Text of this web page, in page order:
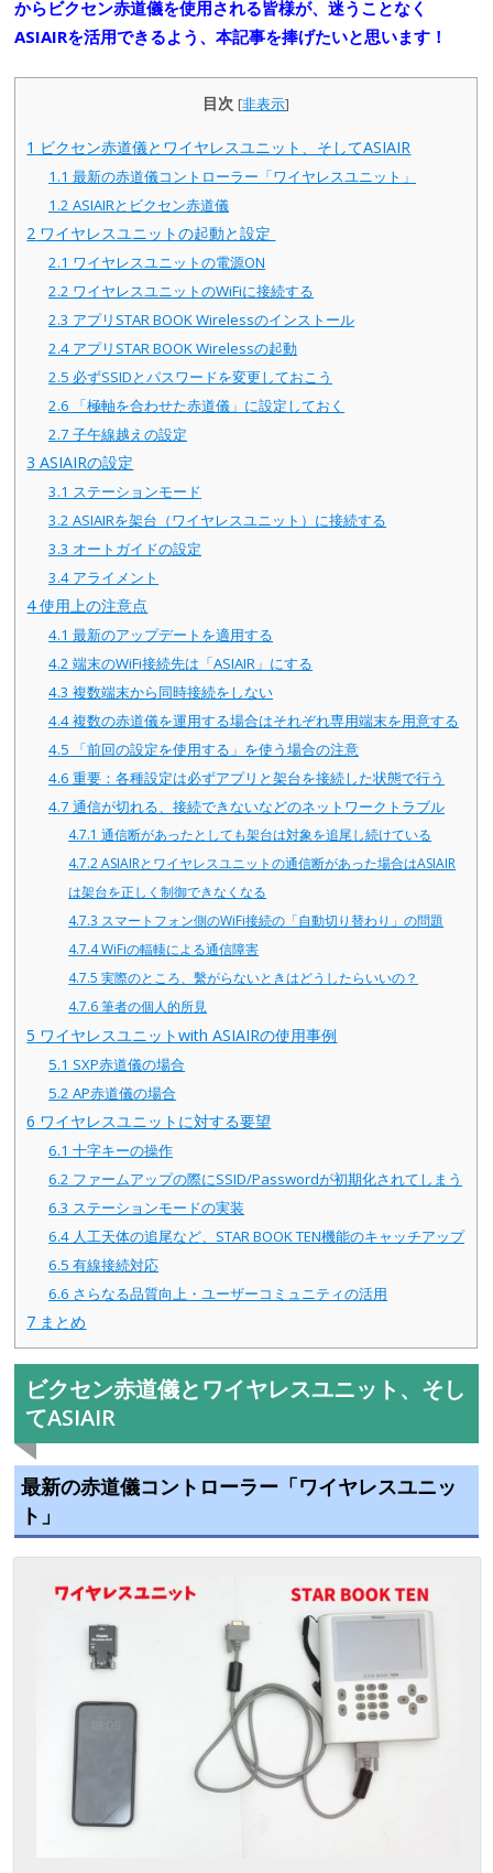
からビクセン赤道儀を使用される皆様が、迷うことなく
ASIAIRを活用できるよう、本記事を捧げたいと思います！
目次 [非表示]
1 ビクセン赤道儀とワイヤレスユニット、そしてASIAIR
1.1 最新の赤道儀コントローラー「ワイヤレスユニット」
1.2 ASIAIRとビクセン赤道儀
2 ワイヤレスユニットの起動と設定
2.1 ワイヤレスユニットの電源ON
2.2 ワイヤレスユニットのWiFiに接続する
2.3 アプリSTAR BOOK Wirelessのインストール
2.4 アプリSTAR BOOK Wirelessの起動
2.5 必ずSSIDとパスワードを変更しておこう
2.6 「極軸を合わせた赤道儀」に設定しておく
2.7 子午線越えの設定
3 ASIAIRの設定
3.1 ステーションモード
3.2 ASIAIRを架台（ワイヤレスユニット）に接続する
3.3 オートガイドの設定
3.4 アライメント
4使用上の注意点
4.1 最新のアップデートを適用する
4.2 端末のWiFi接続先は「ASIAIR」にする
4.3 複数端末から同時接続をしない
4.4複数の赤道儀を運用する場合はそれぞれ専用端末を用意する
4.5 「前回の設定を使用する」を使う場合の注意
4.6 重要：各種設定は必ずアプリと架台を接続した状態で行う
4.7 通信が切れる、接続できないなどのネットワークトラブル
4.7.1 通信断があったとしても架台は対象を追尾し続けている
4.7.2ASIAIRとワイヤレスユニットの通信断があった場合はASIAIR
は架台を正しく制御できなくなる
4.7.3 スマートフォン側のWiFi接続の「自動切り替わり」の問題
4.7.4WiFiの輻輳による通信障害
4.7.5 実際のところ、繫がらないときはどうしたらいいの？
4.7.6筆者の個人的所見
5 ワイヤレスユニットwith ASIAIRの使用事例
5.1 SXP赤道儀の場合
5.2 AP赤道儀の場合
6 ワイヤレスユニットに対する要望
6.1 十字キーの操作
6.2 ファームアップの際にSSID/Passwordが初期化されてしまう
6.3 ステーションモードの実装
6.4 人工天体の追尾など、STAR BOOK TEN機能のキャッチアップ
6.5 有線接続対応
6.6 さらなる品質向上・ユーザーコミュニティの活用
7 まとめ
ビクセン赤道儀とワイヤレスユニット、そし
てASIAIR
最新の赤道儀コントローラー「ワイヤレスユニッ
ト」